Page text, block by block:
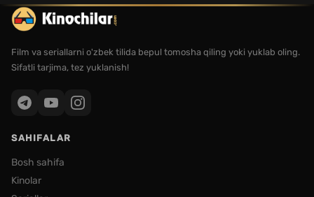
Film va seriallarni o'zbek tilida bepul tomosha qiling yoki yuklab oling.
Sifatli tarjima, tez yuklanish!
SAHIFALAR
Bosh sahifa
Kinolar